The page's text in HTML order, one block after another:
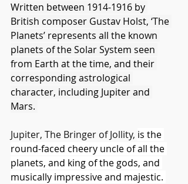
Written between 1914-1916 by
British composer Gustav Holst, ‘The
Planets’ represents all the known
planets of the Solar System seen
from Earth at the time, and their
corresponding astrological
character, including Jupiter and
Mars.
Jupiter, The Bringer of Jollity, is the
round-faced cheery uncle of all the
planets, and king of the gods, and
musically impressive and majestic.